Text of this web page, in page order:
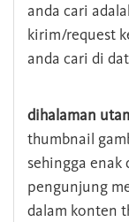
anda cari
kirim/request
anda cari di
dihalaman
thumbnail
sehingga enak
pengunjung
dalam konten